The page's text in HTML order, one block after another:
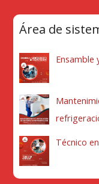
Área de
Técnico